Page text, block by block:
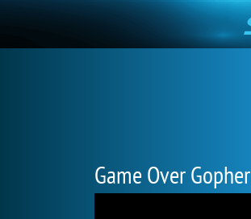
Game Over Gopher